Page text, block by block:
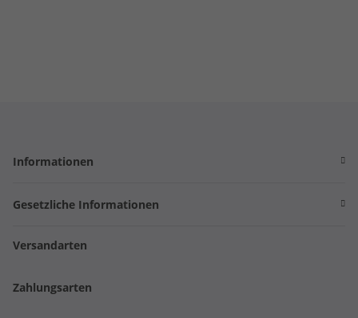
Informationen
Gesetzliche Informationen
Versandarten
Zahlungsarten